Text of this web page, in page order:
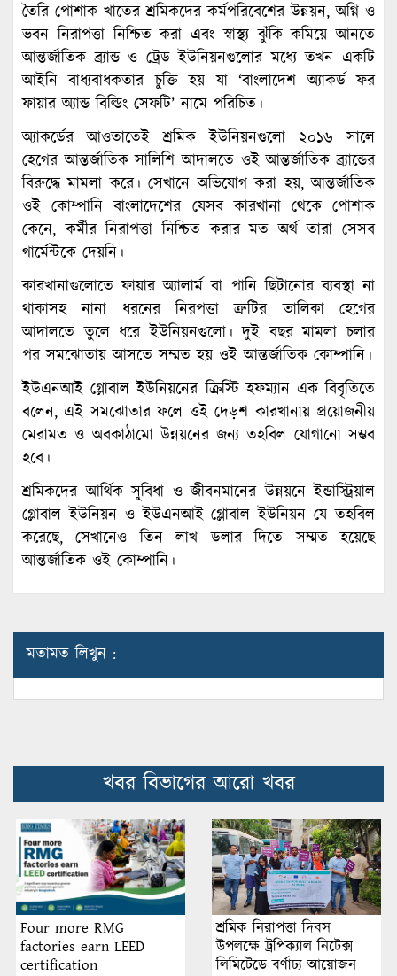
তৈরি পোশাক খাতের শ্রমিকদের কর্মপরিবেশের উন্নয়ন, অগ্নি ও
ভবন নিরাপত্তা নিশ্চিত করা এবং স্বাস্থ্য ঝুঁকি কমিয়ে আনতে
আন্তর্জাতিক ব্র্যান্ড ও ট্রেড ইউনিয়নগুলোর মধ্যে তখন একটি
আইনি বাধ্যবাধকতার চুক্তি হয় যা ‘বাংলাদেশ অ্যাকর্ড ফর
ফায়ার অ্যান্ড বিল্ডিং সেফটি’ নামে পরিচিত।
অ্যাকর্ডের আওতাতেই শ্রমিক ইউনিয়নগুলো ২০১৬ সালে
হেগের আন্তর্জাতিক সালিশি আদালতে ওই আন্তর্জাতিক ব্র্যান্ডের
বিরুদ্ধে মামলা করে। সেখানে অভিযোগ করা হয়, আন্তর্জাতিক
ওই কোম্পানি বাংলাদেশের যেসব কারখানা থেকে পোশাক
কেনে, কর্মীর নিরাপত্তা নিশ্চিত করার মত অর্থ তারা সেসব
গার্মেন্টকে দেয়নি।
কারখানাগুলোতে ফায়ার অ্যালার্ম বা পানি ছিটানোর ব্যবস্থা না
থাকাসহ নানা ধরনের নিরপত্তা ত্রুটির তালিকা হেগের
আদালতে তুলে ধরে ইউনিয়নগুলো। দুই বছর মামলা চলার
পর সমঝোতায় আসতে সম্মত হয় ওই আন্তর্জাতিক কোম্পানি।
ইউএনআই গ্লোবাল ইউনিয়নের ক্রিস্টি হফম্যান এক বিবৃতিতে
বলেন, এই সমঝোতার ফলে ওই দেড়শ কারখানায় প্রয়োজনীয়
মেরামত ও অবকাঠামো উন্নয়নের জন্য তহবিল যোগানো সম্ভব
হবে।
শ্রমিকদের আর্থিক সুবিধা ও জীবনমানের উন্নয়নে ইন্ডাস্ট্রিয়াল
গ্লোবাল ইউনিয়ন ও ইউএনআই গ্লোবাল ইউনিয়ন যে তহবিল
করেছে, সেখানেও তিন লাখ ডলার দিতে সম্মত হয়েছে
আন্তর্জাতিক ওই কোম্পানি।
মতামত লিখুন :
খবর বিভাগের আরো খবর
Four more RMG
factories earn LEED
certification
শ্রমিক নিরাপত্তা দিবস
উপলক্ষে ট্রপিক্যাল নিটেক্স
লিমিটেডে বর্ণাঢ্য আয়োজন